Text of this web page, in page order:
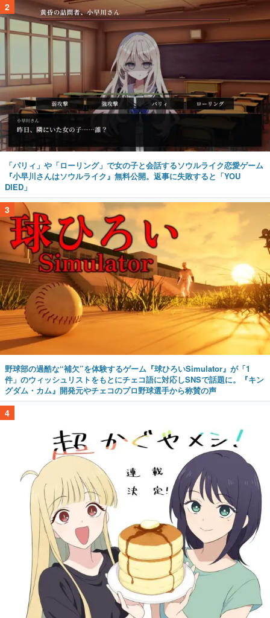
2
「パリィ」や「ローリング」で女の子と会話するソウルライク恋愛ゲーム
『小早川さんはソウルライク』無料公開。返事に失敗すると「YOU
DIED」
3
野球部の過酷な“補欠”を体験するゲーム『球ひろいSimulator』が「1
件」のウィッシュリストをもとにチェコ語に対応しSNSで話題に。『キン
グダム・カム』開発元やチェコのプロ野球選手から称賛の声
4